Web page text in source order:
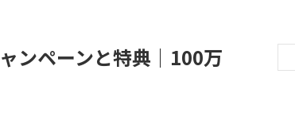
ンペーンと特典｜100万